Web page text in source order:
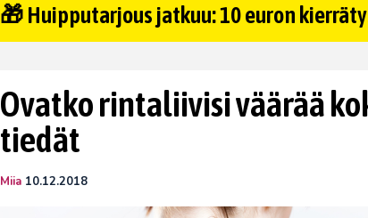
🎁 Huipputarjous jatkuu: 10 euron
Ovatko rintaliivisi väärää
tiedät
Miia 10.12.2018